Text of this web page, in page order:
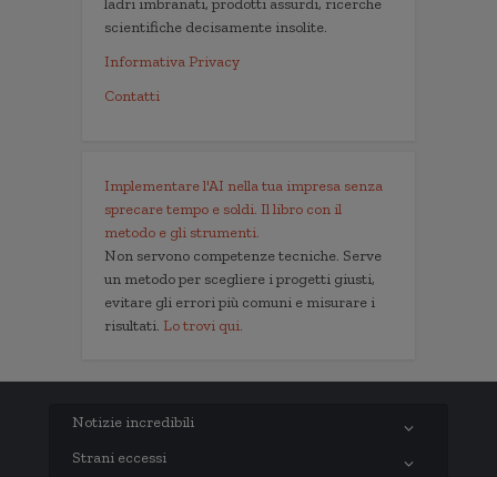
ladri imbranati, prodotti assurdi, ricerche
scientifiche decisamente insolite.
Informativa Privacy
Contatti
Implementare l'AI nella tua impresa senza
sprecare tempo e soldi. Il libro con il
metodo e gli strumenti.
Non servono competenze tecniche. Serve
un metodo per scegliere i progetti giusti,
evitare gli errori più comuni e misurare i
risultati. Lo trovi qui.
Notizie incredibili
Strani eccessi